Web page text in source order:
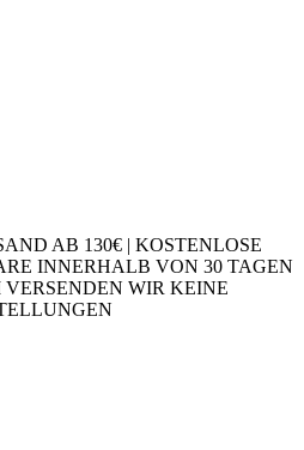
AB 130€ | KOSTENLOSE
INNERHALB VON 30 TAGEN
VERSENDEN WIR KEINE